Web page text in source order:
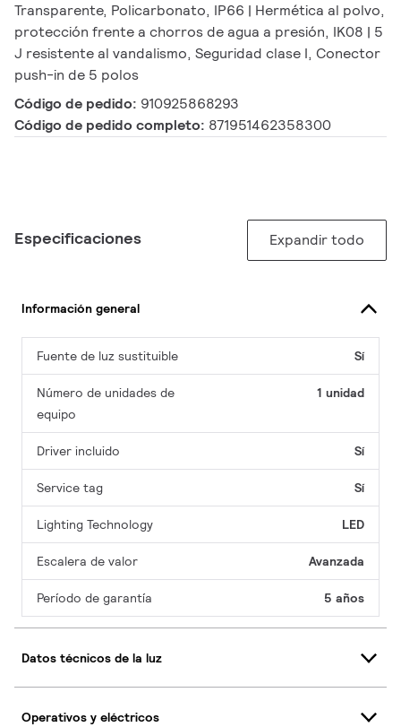
Transparente, Policarbonato, IP66 | Hermética al polvo,
protección frente a chorros de agua a presión, IK08 | 5
J resistente al vandalismo, Seguridad clase I, Conector
push-in de 5 polos
Código de pedido: 910925868293
Código de pedido completo: 871951462358300
Especificaciones Expandir todo
Información general
Fuente de luz sustituible Sí
Número de unidades de
equipo
1 unidad
Driver incluido Sí
Service tag Sí
Lighting Technology LED
Escalera de valor Avanzada
Período de garantía 5 años
Datos técnicos de la luz
Operativos y eléctricos